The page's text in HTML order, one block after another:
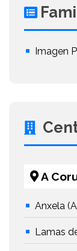
Imagen
A
Anxela
Lamas